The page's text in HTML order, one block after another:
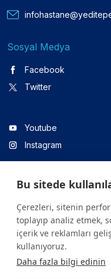
Sosyal Medya
Facebook
Twitter
Youtube
Instagram
Linkedin
Sitede yer alan tüm
Sağlığınızla ilgili
kuruluşuna başvurunuz.
Bu sitede
Çerezleri, sitenin
toplayıp analiz etmek,
içerik ve reklamları
kullanıyoruz.
Daha fazla bilgi edinin